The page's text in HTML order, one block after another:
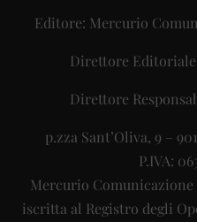
Editore: Mercurio
Direttore
Direttore
p.zza Sant’Oliva, 9 –
P.IVA:
Mercurio Comunicazione
iscritta al Registro degli